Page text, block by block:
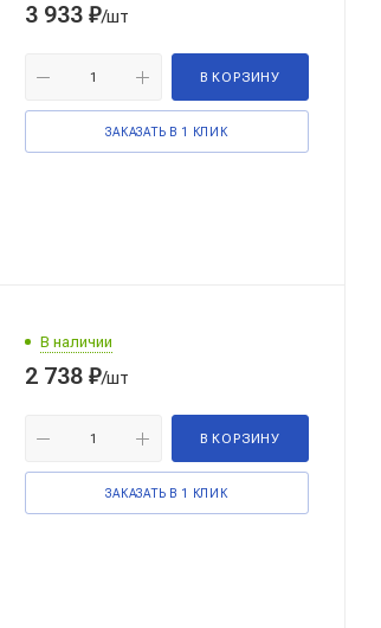
3 933 ₽/шт
В КОРЗИНУ
ЗАКАЗАТЬ В 1 КЛИК
В наличии
2 738 ₽/шт
В КОРЗИНУ
ЗАКАЗАТЬ В 1 КЛИК